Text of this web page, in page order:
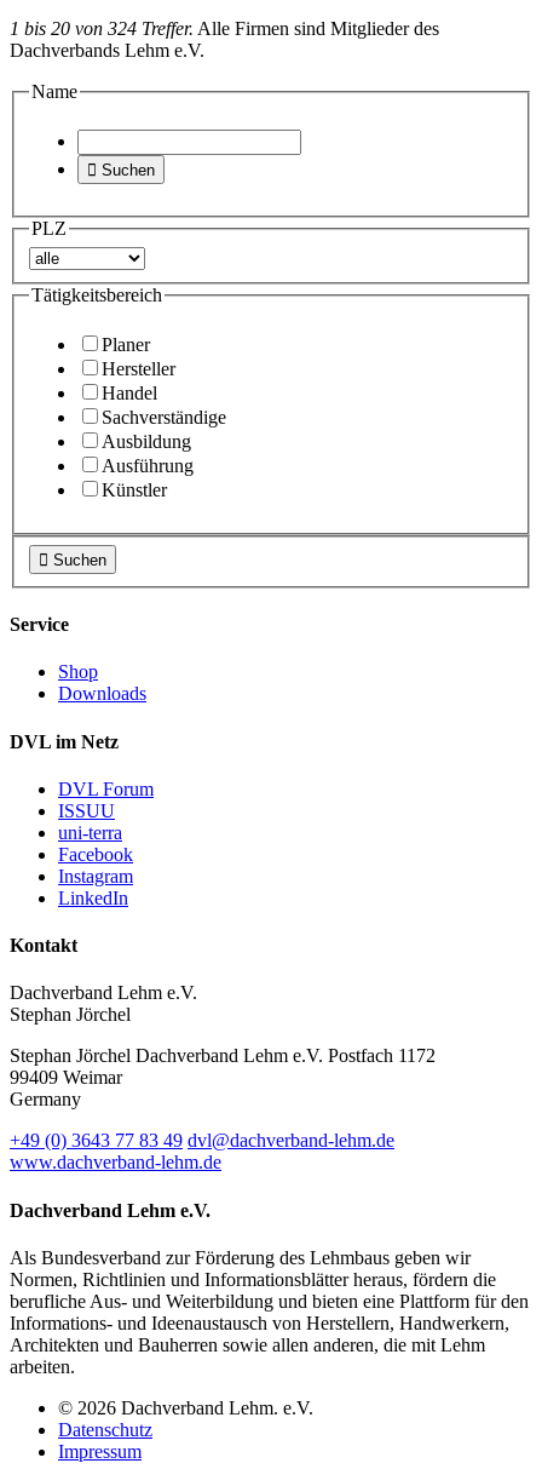
1 bis 20 von 324 Treffer. Alle Firmen sind Mitglieder des
Dachverbands Lehm e.V.
Name
 Suchen
PLZ
Tätigkeitsbereich
Planer
Hersteller
Handel
Sachverständige
Ausbildung
Ausführung
Künstler
 Suchen
Service
Shop
Downloads
DVL im Netz
DVL Forum
ISSUU
uni-terra
Facebook
Instagram
LinkedIn
Kontakt
Dachverband Lehm e.V.
Stephan Jörchel
Stephan Jörchel Dachverband Lehm e.V. Postfach 1172
99409 Weimar
Germany
+49 (0) 3643 77 83 49 dvl@dachverband-lehm.de
www.dachverband-lehm.de
Dachverband Lehm e.V.
Als Bundesverband zur Förderung des Lehmbaus geben wir
Normen, Richtlinien und Informationsblätter heraus, fördern die
berufliche Aus- und Weiterbildung und bieten eine Plattform für den
Informations- und Ideenaustausch von Herstellern, Handwerkern,
Architekten und Bauherren sowie allen anderen, die mit Lehm
arbeiten.
© 2026 Dachverband Lehm. e.V.
Datenschutz
Impressum